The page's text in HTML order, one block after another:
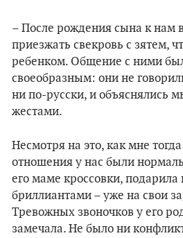
– После рождения сына к нам
приезжать свекровь с зятем,
ребенком. Общение с ними
своеобразным: они не
ни по-русски, и объяснялись
жестами.
Несмотря на это, как мне
отношения у нас были
его маме кроссовки, подарила
бриллиантами – уже на свои
Тревожных звоночков у его
замечала. Не было ни